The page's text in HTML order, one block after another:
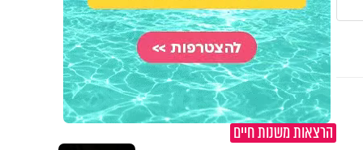
הרצאות משנות חיים